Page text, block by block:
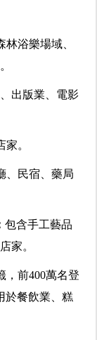
浴樂場域、
出版業、電影
。
、民宿、藥局
包含手工藝品
家。
，前400萬名登
於餐飲業、糕